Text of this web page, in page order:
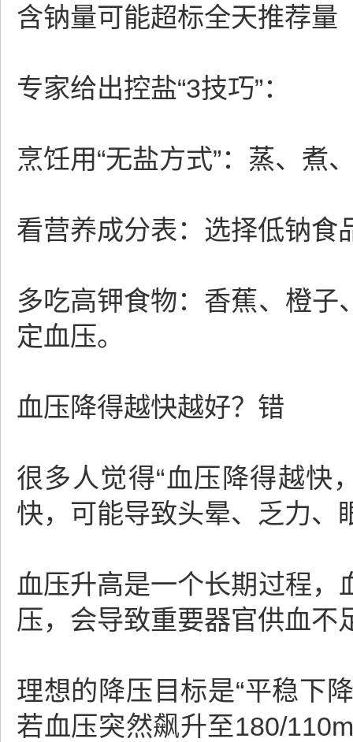
含钠量可能超标全天推荐量
专家给出控盐“3技巧”：
烹饪用“无盐方式”：蒸、煮
看营养成分表：选择低钠食
多吃高钾食物：香蕉、橙
定血压。
血压降得越快越好？错
很多人觉得“血压降得越快
快，可能导致头晕、乏力、
血压升高是一个长期过程，
压，会导致重要器官供血
理想的降压目标是“平稳下
若血压突然飙升至180/